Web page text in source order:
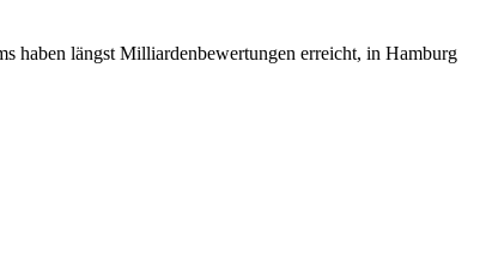
haben längst Milliardenbewertungen erreicht, in Hamburg